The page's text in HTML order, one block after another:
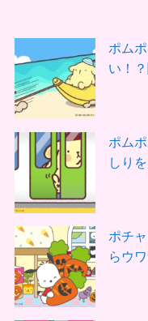
ポム
い！
ポム
しり
ポチ
らウ